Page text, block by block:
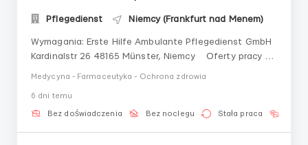
Pflegedienst Niemcy (Frankfurt nad Menem)
Wymagania: Erste Hilfe Ambulante Pflegedienst GmbH
Kardinalstr 26 48165 Münster, Niemcy Oferty pracy są
Oficjalna praca na terenie Niemiec! Zapraszamy do
pracy...
Medycyna - Farmaceutyka - Ochrona zdrowia
6 dni temu
Bez doświadczenia Bez noclegu Stała praca